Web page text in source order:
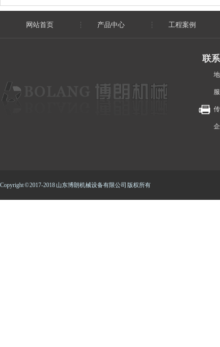
网站首页 产品中心 工程案例
联
Copyright © 2017-2018 山东博朗机械设备有限公司 版权所有